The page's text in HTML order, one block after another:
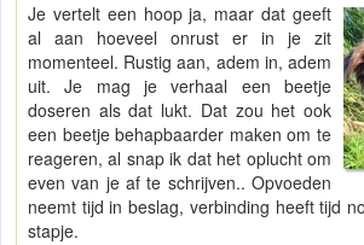
Je vertelt een hoop ja, maar dat geeft
al aan hoeveel onrust er in je zit
momenteel. Rustig aan, adem in, adem
uit. Je mag je verhaal een beetje
doseren als dat lukt. Dat zou het ook
een beetje behapbaarder maken om te
reageren, al snap ik dat het oplucht om
even van je af te schrijven.. Opvoeden
neemt tijd in beslag, verbinding heeft tijd
stapje.